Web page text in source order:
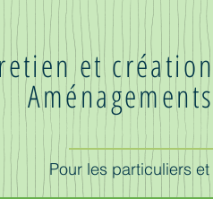
et
Pour les particuliers